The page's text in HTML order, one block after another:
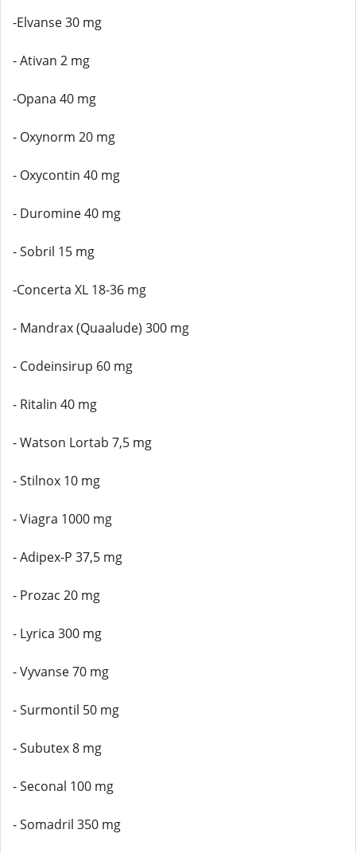
-Elvanse 30 mg
- Ativan 2 mg
-Opana 40 mg
- Oxynorm 20 mg
- Oxycontin 40 mg
- Duromine 40 mg
- Sobril 15 mg
-Concerta XL 18-36 mg
- Mandrax (Quaalude) 300 mg
- Codeinsirup 60 mg
- Ritalin 40 mg
- Watson Lortab 7,5 mg
- Stilnox 10 mg
- Viagra 1000 mg
- Adipex-P 37,5 mg
- Prozac 20 mg
- Lyrica 300 mg
- Vyvanse 70 mg
- Surmontil 50 mg
- Subutex 8 mg
- Seconal 100 mg
- Somadril 350 mg